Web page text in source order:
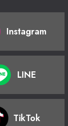
Instagram
LINE
TikTok